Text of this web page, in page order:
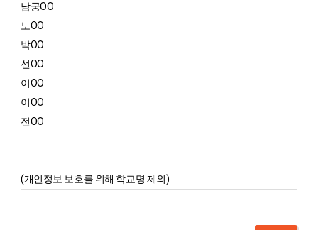
남궁OO
노OO
박OO
선OO
이OO
이OO
전OO
(개인정보 보호를 위해 학교명 제외)